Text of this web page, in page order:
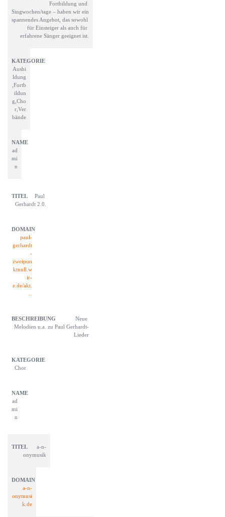
Fortbildung und
Singwochen/tage – haben wir ein
spannendes Angebot, das sowohl
für Einsteiger als auch für
erfahrene Sänger geeignet ist.
Ausbi
ldung
,Fortb
ildun
g,Cho
r,Ver
bände
ad
mi
n
Paul
Gerhardt 2.0.
paul-
gerhardt
-
zweipun
ktnull.w
ir-
e.de/akt.
Neue
Melodien u.a. zu Paul Gerhardt-
Lieder
Chor
ad
mi
n
a-n-
onymusik
a-n-
onymusi
k.de